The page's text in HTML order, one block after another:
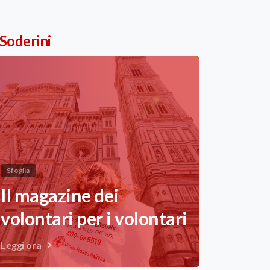
Sfoglia
Il magazine dei
volontari per i volontari
Leggi ora